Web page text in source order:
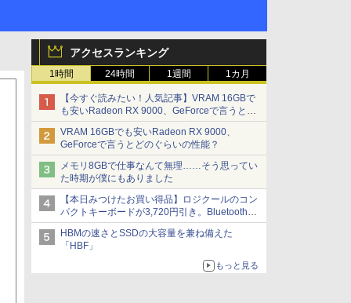
アクセスランキング
1時間 24時間 1週間 1カ月
【今すぐ読みたい！人気記事】VRAM 16GBで
も安いRadeon RX 9000、GeForceで言うとど
のぐらいの性能？ - PC Watch
VRAM 16GBでも安いRadeon RX 9000、
GeForceで言うとどのぐらいの性能？
メモリ8GBで仕事なんて無理……そう思ってい
た時期が僕にもありました
【本日みつけたお買い得品】ロジクールのコン
パクトキーボードが3,720円引き。Bluetoothで3
台接続対応
HBMの速さとSSDの大容量を兼ね備えた
「HBF」
もっと見る